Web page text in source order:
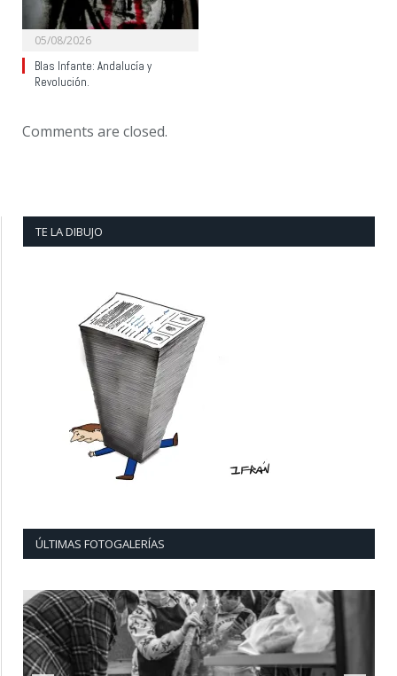
05/08/2026
Blas Infante: Andalucía y
Revolución.
Comments are closed.
TE LA DIBUJO
ÚLTIMAS FOTOGALERÍAS